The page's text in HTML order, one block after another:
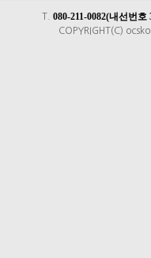
T. 080-211-0082(내선번호
COPYRIGHT(C)